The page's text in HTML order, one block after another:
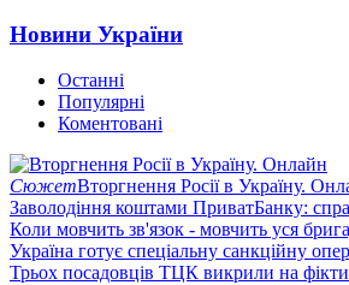
Новини України
Останні
Популярні
Коментовані
СюжетВторгнення Росії в Україну.
Заволодіння коштами ПриватБанку:
Коли мовчить зв'язок - мовчить уся
Україна готує спеціальну санкційну
Трьох посадовців ТЦК викрили на